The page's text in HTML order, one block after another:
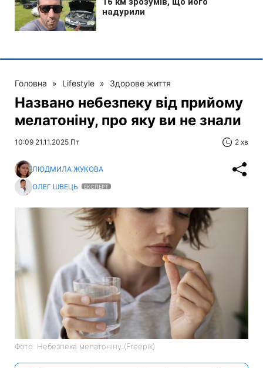
Головна » Lifestyle » Здорове життя
Названо небезпеку від прийому
мелатоніну, про яку ви не знали
10:09 21.11.2025 Пт 2 хв
ЛЮДМИЛА ЖУКОВА
ОЛЕГ ШВЕЦЬ
ЕКСПЕРТ
Фото: Небезпека мелатоніну (Freepik)